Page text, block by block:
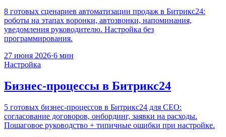
8 готовых сценариев автоматизации продаж в Битрикс24:
роботы на этапах воронки, автозвонки, напоминания,
уведомления руководителю. Настройка без
программирования.
27 июня 2026·6 мин
Настройка
Бизнес-процессы в Битрикс24
5 готовых бизнес-процессов в Битрикс24 для CEO:
согласование договоров, онбординг, заявки на расходы.
Пошаговое руководство + типичные ошибки при настройке.